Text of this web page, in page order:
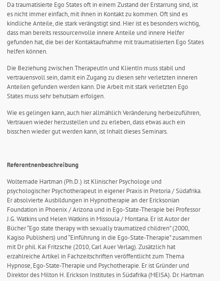
Da traumatisierte Ego States oft in einem Zustand der Erstarrung sind, ist
es nicht immer einfach, mit ihnen in Kontakt zu kommen. Oft sind es
kindliche Anteile, die stark verängstigt sind. Hier ist es besonders wichtig,
dass man bereits ressourcenvolle innere Anteile und innere Helfer
gefunden hat, die bei der Kontaktaufnahme mit traumatisierten Ego States
helfen können.
Die Beziehung zwischen TherapeutIn und KlientIn muss stabil und
vertrauensvoll sein, damit ein Zugang zu diesen sehr verletzten inneren
Anteilen gefunden werden kann. Die Arbeit mit stark verletzten Ego
States muss sehr behutsam erfolgen.
Wie es gelingen kann, auch hier allmählich Veränderung herbeizuführen,
Vertrauen wieder herzustellen und zu erleben, dass etwas auch ein
bisschen wieder gut werden kann, ist Inhalt dieses Seminars.
Referentnenbeschreibung
Woltemade Hartman (Ph.D.) ist Klinischer Psychologe und
psychologischer Psychotherapeut in eigener Praxis in Pretoria / Südafrika.
Er absolvierte Ausbildungen in Hypnotherapie an der Ericksonian
Foundation in Phoenix / Arizona und in Ego-State-Therapie bei Professor
J.G. Watkins und Helen Watkins in Missoula / Montana. Er ist Autor der
Bücher “Ego state therapy with sexually traumatized children” (2000,
Kagiso Publishers) und “Einführung in die Ego-State-Therapie” zusammen
mit Dr phil. Kai Fritzsche (2010, Carl Auer Verlag). Zusätzlich hat
erzahlreiche Artikel in Fachzeitschriften veröffentlicht zum Thema
Hypnose, Ego-State-Therapie und Psychotherapie. Er ist Gründer und
Direktor des Milton H. Erickson Institutes in Südafrika (MEISA). Dr. Hartman